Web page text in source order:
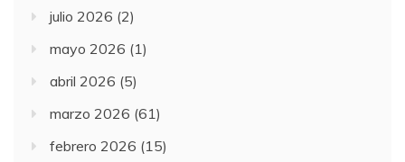
julio 2026 (2)
mayo 2026 (1)
abril 2026 (5)
marzo 2026 (61)
febrero 2026 (15)